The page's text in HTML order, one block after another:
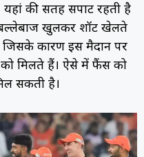
यहां की सतह सपाट रहती है
बल्लेबाज खुलकर शॉट खेलते
कारण इस मैदान पर
मिलते हैं। ऐसे में फैंस को
सकती है।